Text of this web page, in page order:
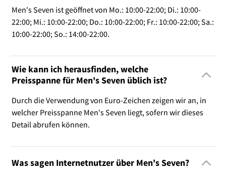
Men's Seven ist geöffnet von Mo.: 10:00-22:00; Di.: 10:00-
22:00; Mi.: 10:00-22:00; Do.: 10:00-22:00; Fr.: 10:00-22:00; Sa.:
10:00-22:00; So.: 14:00-22:00.
Wie kann ich herausfinden, welche
Preisspanne für Men's Seven üblich ist?
Durch die Verwendung von Euro-Zeichen zeigen wir an, in
welcher Preisspanne Men's Seven liegt, sofern wir dieses
Detail abrufen können.
Was sagen Internetnutzer über Men's Seven?